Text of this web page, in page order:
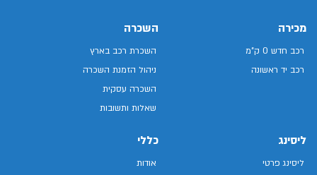
מכירה
רכב חדש 0 ק"מ
רכב יד ראשונה
השכרה
השכרת רכב בארץ
ניהול הזמנת השכרה
השכרה עסקית
שאלות ותשובות
ליסינג
ליסינג פרטי
כללי
אודות